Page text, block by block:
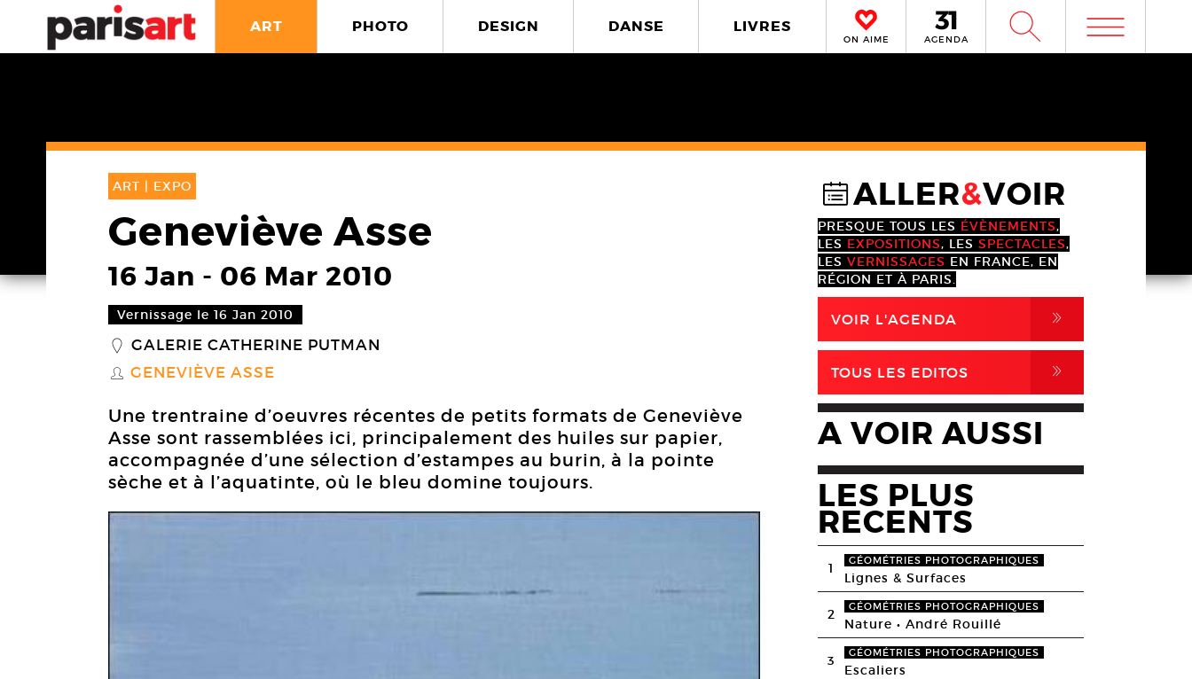
ART PHOTO DESIGN DANSE LIVRES
ON AIME AGENDA W m
ART | EXPO
Geneviève Asse
16 Jan - 06 Mar 2010
Vernissage le 16 Jan 2010
_ GALERIE CATHERINE PUTMAN
S GENEVIÈVE ASSE
Une trentraine d’oeuvres récentes de petits formats de Geneviève
Asse sont rassemblées ici, principalement des huiles sur papier,
accompagnée d’une sélection d’estampes au burin, à la pointe
sèche et à l’aquatinte, où le bleu domine toujours.
@ALLER&VOIR
PRESQUE TOUS LES ÉVÈNEMENTS,
LES EXPOSITIONS, LES SPECTACLES,
LES VERNISSAGES EN FRANCE, EN
RÉGION ET À PARIS.
VOIR L'AGENDA ,
TOUS LES EDITOS ,
A VOIR AUSSI
LES PLUS
RECENTS
1 GÉOMÉTRIES PHOTOGRAPHIQUES
Lignes & Surfaces
2 GÉOMÉTRIES PHOTOGRAPHIQUES
Nature • André Rouillé
3 GÉOMÉTRIES PHOTOGRAPHIQUES
Escaliers